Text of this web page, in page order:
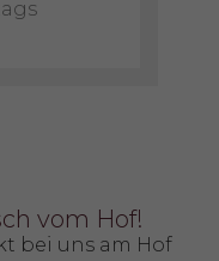
vom Hof!
bei uns am Hof